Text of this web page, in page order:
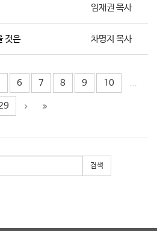
임재권 목사
것은 차명지 목사
6 7 8 9 10 ...
검색